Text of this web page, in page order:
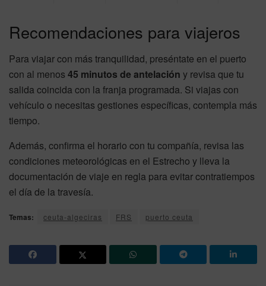
Recomendaciones para viajeros
Para viajar con más tranquilidad, preséntate en el puerto
con al menos 45 minutos de antelación y revisa que tu
salida coincida con la franja programada. Si viajas con
vehículo o necesitas gestiones específicas, contempla más
tiempo.
Además, confirma el horario con tu compañía, revisa las
condiciones meteorológicas en el Estrecho y lleva la
documentación de viaje en regla para evitar contratiempos
el día de la travesía.
Temas: ceuta-algeciras FRS puerto ceuta